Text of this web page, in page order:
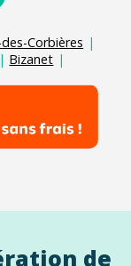
Corbières |
| Bizanet |
de